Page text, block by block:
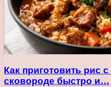
Как приготовить рис
сковороде быстро и…